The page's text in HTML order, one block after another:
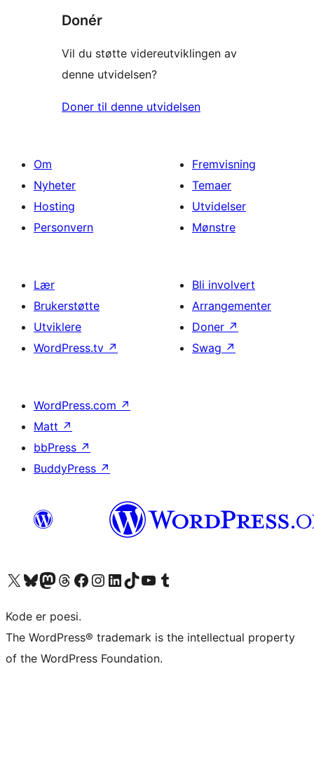
Donér
Vil du støtte videreutviklingen av
denne utvidelsen?
Doner til denne utvidelsen
Om
Nyheter
Hosting
Personvern
Fremvisning
Temaer
Utvidelser
Mønstre
Lær
Brukerstøtte
Utviklere
WordPress.tv ↗
Bli involvert
Arrangementer
Doner ↗
Swag ↗
WordPress.com ↗
Matt ↗
bbPress ↗
BuddyPress ↗
Besøk vår konto på X Visit our Bluesky account
Besøk vår Mastodon-konto
Visit our Threads account
Besøk vår Facebook-sideBesøk vår Instagram-konto
Besøk vår LinkedIn-konto
Visit our TikTok account
Visit our YouTube channel
Visit our Tumblr account
Kode er poesi.
The WordPress® trademark is the intellectual property
of the WordPress Foundation.